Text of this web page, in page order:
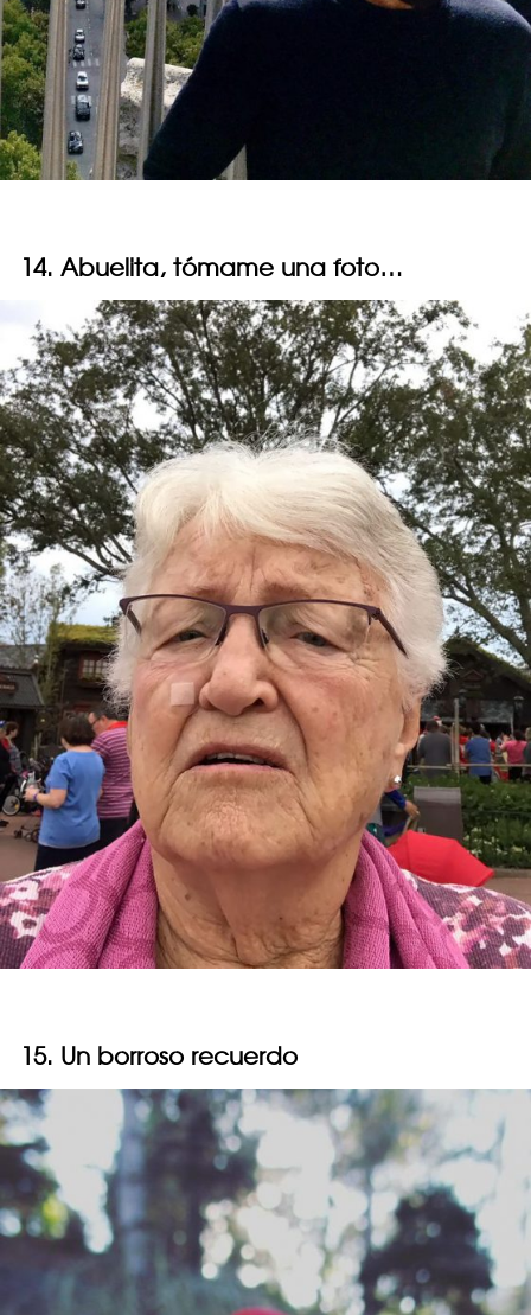
14. Abuelita, tómame una foto…
15. Un borroso recuerdo